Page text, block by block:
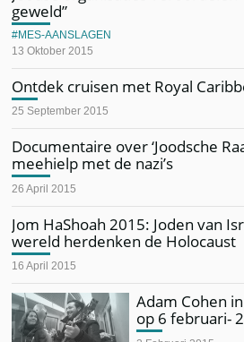
geweld”
13 Oktober 2015
MES-AANSLAGEN
Ontdek cruisen met Royal
25 September 2015
Documentaire over ‘Joodsche
meehielp met de nazi’s
26 April 2015
Jom HaShoah 2015: Joden van
wereld herdenken de Holocaust
16 April 2015
Adam Cohen
op 6 februari-